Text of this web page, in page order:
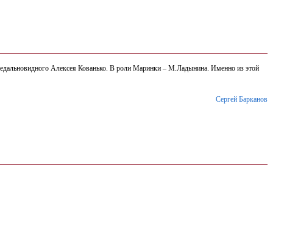
Алексея Кованько. В роли Маринки – М.Ладынина. Именно из этой
Сергей Барканов